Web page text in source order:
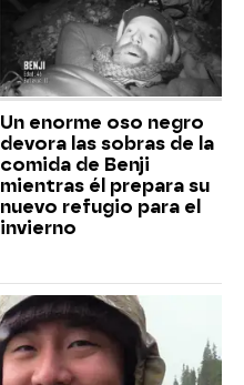
Un enorme oso negro
devora las sobras de la
comida de Benji
mientras él prepara su
nuevo refugio para el
invierno